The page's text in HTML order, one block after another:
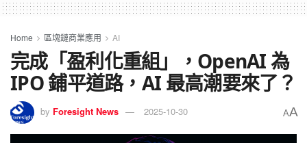
Home 區塊鏈商業應用 AI
完成「盈利化重組」，OpenAI 為
IPO 鋪平道路，AI 最高潮要來了？
by Foresight News 2025-10-30 AA